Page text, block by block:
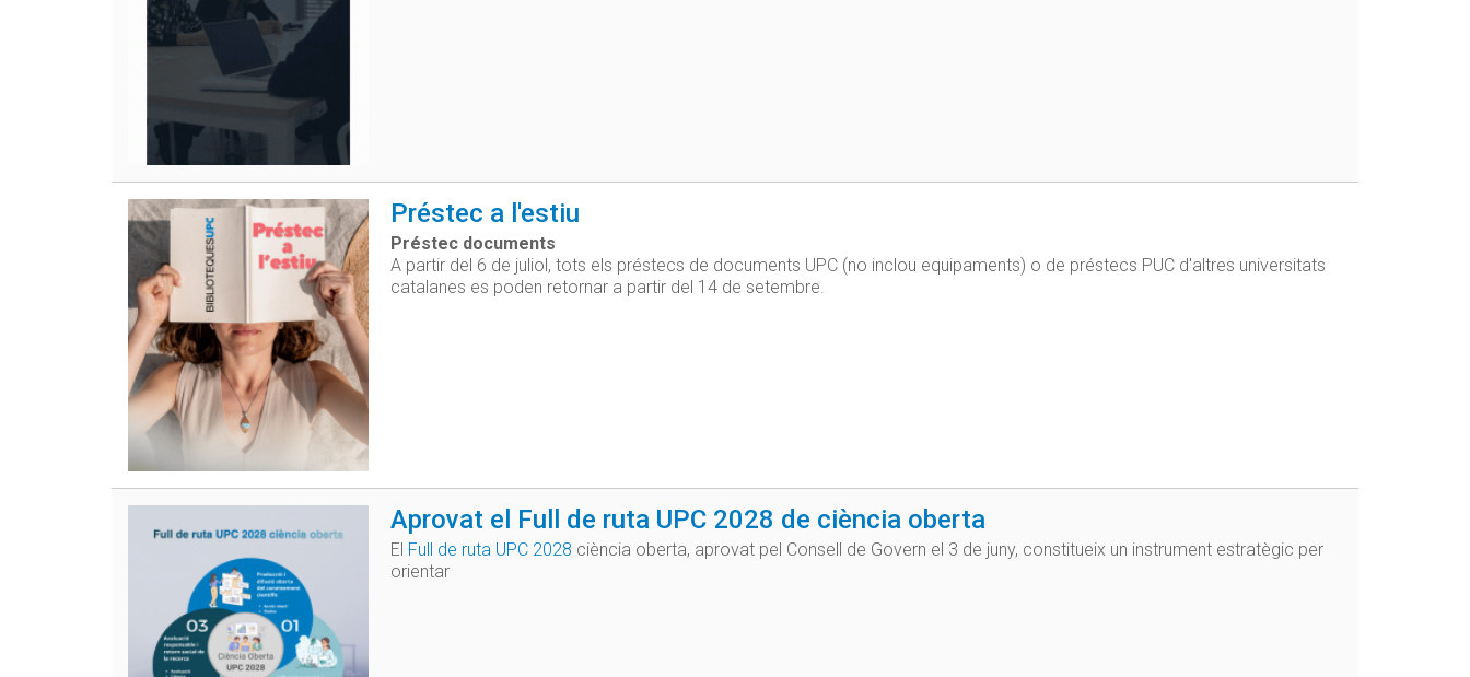
Préstec a l'estiu
Préstec documents
A partir del 6 de juliol, tots els préstecs de documents UPC (no inclou equipaments) o de préstecs PUC d'altres universitats
catalanes es poden retornar a partir del 14 de setembre.
Aprovat el Full de ruta UPC 2028 de ciència oberta
El Full de ruta UPC 2028 ciència oberta, aprovat pel Consell de Govern el 3 de juny, constitueix un instrument estratègic per
orientar